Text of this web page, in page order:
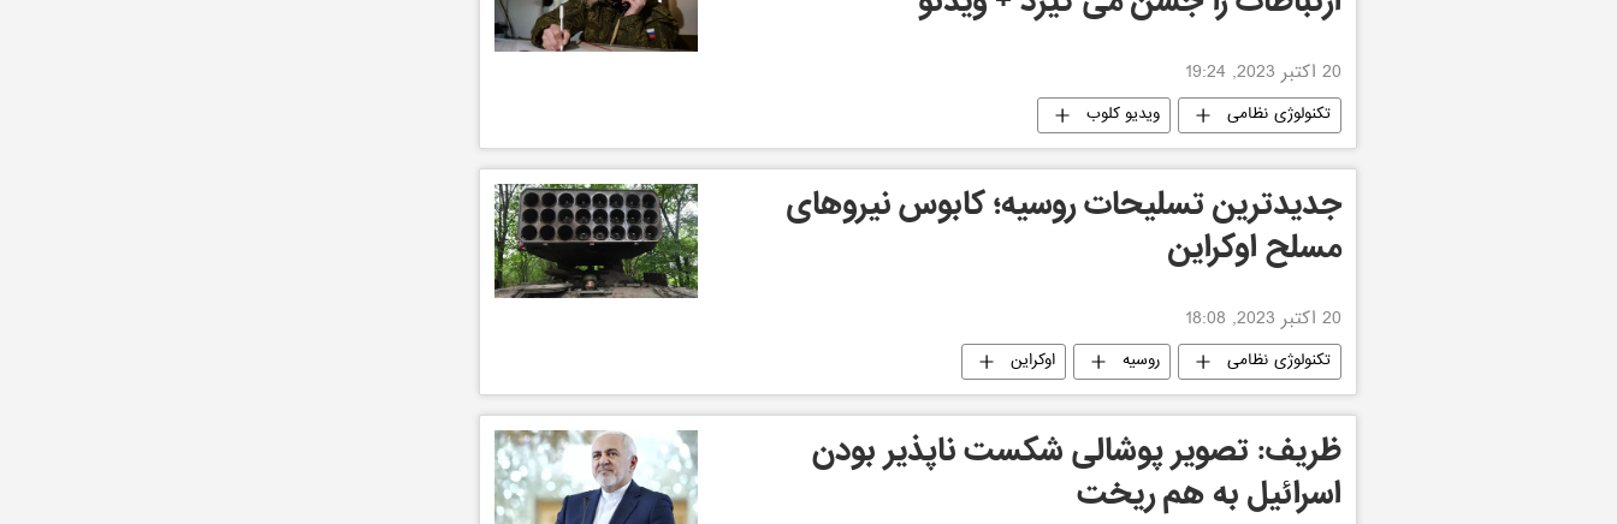
20 اکتبر 2023, 19:24
تکنولوژی نظامی ویدیو کلوب
جدیدترین تسلیحات روسیه؛ کابوس نیروهای
مسلح اوکراین
20 اکتبر 2023, 18:08
تکنولوژی نظامی روسیه اوکراین
ظریف: تصویر پوشالی شکست ناپذیر بودن
اسرائیل به هم ریخت